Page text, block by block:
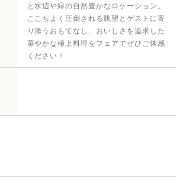
と水辺や緑の自然豊かなロケーション。
ここちよく圧倒される眺望とゲストに寄
り添うおもてなし、おいしさを追求した
華やかな極上料理をフェアでぜひご体感
ください！